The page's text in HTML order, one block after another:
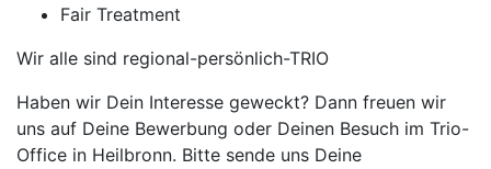
Fair Treatment
Wir alle sind regional-persönlich-TRIO
Haben wir Dein Interesse geweckt? Dann freuen wir
uns auf Deine Bewerbung oder Deinen Besuch im Trio-
Office in Heilbronn. Bitte sende uns Deine